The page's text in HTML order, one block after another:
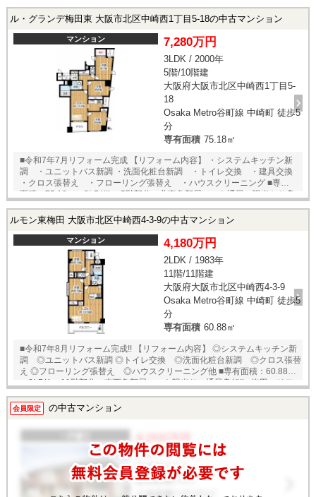
ル・グランデ梅田東 大阪市北区中崎西1丁目5-18の中古マンション
マンション 7,280万円
3LDK / 2000年
5階/10階建
大阪府大阪市北区中崎西1丁目5-
18
Osaka Metro谷町線 中崎町 徒歩5
分
専有面積 75.18㎡
■令和7年7月リフォーム完成 【リフォーム内容】 ・システムキッチン新
調 ・ユニットバス新調 ・洗面化粧台新調 ・トイレ交換 ・建具交換
・クロス張替え ・フローリング張替え ・ハウスクリーニング ■専有
面積：75.18㎡の3LDK!! 5階部分・北東角部屋につき通風・陽当たり良
阪急各線【大阪梅田】駅徒歩7分 梅田エリアも徒歩圏内の好立地!! ■
ンションです♪ ★即日内覧可能物件！お好きな日時でご内覧可能！★当店
までお電話いただくか、もしくは24時間対応可能「内覧予約・お問い合
わせ」フォームよりお問い合わせ下さい！
ルモン東梅田 大阪市北区中崎西4-3-9の中古マンション
マンション 4,180万円
2LDK / 1983年
11階/11階建
大阪府大阪市北区中崎西4-3-9
Osaka Metro谷町線 中崎町 徒歩5
分
専有面積 60.88㎡
■令和7年8月リフォーム完成!! 【リフォーム内容】 ◎システムキッチン新
調 ◎ユニットバス新調 ◎トイレ交換 ◎洗面化粧台新調 ◎クロス張替
え ◎フローリング張替え ◎ハウスクリーニング他 ■専有面積：60.88㎡
の2LDK 11階部分・南西角部屋につき陽当り・通風良好!! ■梅田エリア
阪梅田】駅 徒歩9分 通勤・通学に便利です♪ ★即日内覧可能物件！お
好きな日時でご内覧可能！★ 当店までお電話いただくか、もしくは24時
間対応可能「内覧予約・お問い合わせ」フォームよりお問い合わせ下さ
い！業務に精通したスタッフが丁寧に対応致します。ご来店が困難な場
合は、ご希望場所でのお待ち合わせも可能です。
会員限定 の中古マンション